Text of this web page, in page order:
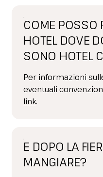
COME POSSO
HOTEL DOVE
SONO HOTEL
Per informazioni
eventuali
link.
E DOPO LA
MANGIARE?